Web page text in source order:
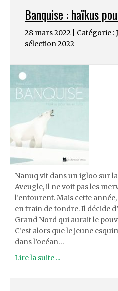
Banquise : haïkus
28 mars 2022 | Catégorie :
sélection 2022
Nanuq vit dans un igloo sur
Aveugle, il ne voit pas les
l’entourent. Mais cette
en train de fondre. Il décide
Grand Nord qui aurait le
C’est alors que le jeune
dans l’océan…
Lire la suite ...